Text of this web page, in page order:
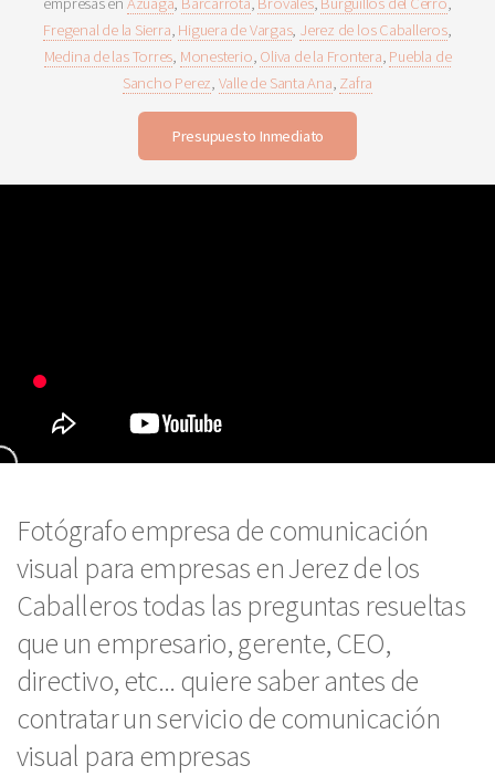
Fregenal de la Sierra, Higuera de Vargas, Jerez de los Caballeros,
Medina de las Torres, Monesterio, Oliva de la Frontera, Puebla de
Sancho Perez, Valle de Santa Ana, Zafra
Presupuesto Inmediato
Fotógrafo empresa de comunicación
visual para empresas en Jerez de los
Caballeros todas las preguntas resueltas
que un empresario, gerente, CEO,
directivo, etc... quiere saber antes de
contratar un servicio de comunicación
visual para empresas